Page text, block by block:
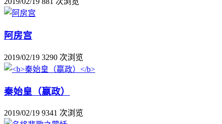
阿房宫
2019/02/19 3290 次浏览
秦始皇（嬴政）
2019/02/19 9341 次浏览